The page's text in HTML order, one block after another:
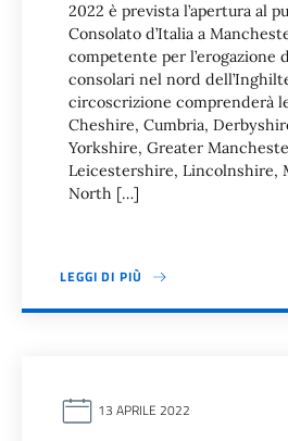
2022 è prevista l’apertura al
Consolato d’Italia a
competente per l’erogazione
consolari nel nord
circoscrizione comprenderà
Cheshire, Cumbria,
Yorkshire, Greater
Leicestershire, Lincolnshire,
North […]
LEGGI DI PIÙ
13 APRILE 2022